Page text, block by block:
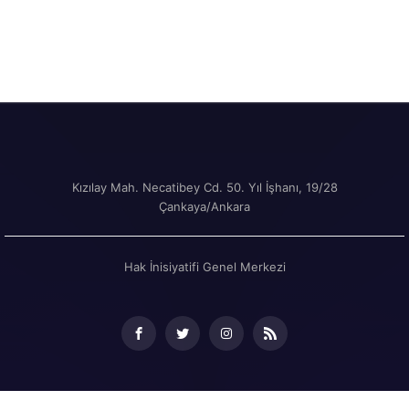
Kızılay Mah. Necatibey Cd. 50. Yıl İşhanı, 19/28
Çankaya/Ankara
Hak İnisiyatifi Genel Merkezi